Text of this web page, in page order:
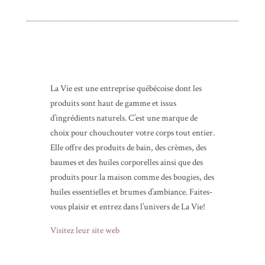
La Vie est une entreprise québécoise dont les
produits sont haut de gamme et issus
d’ingrédients naturels. C’est une marque de
choix pour chouchouter votre corps tout entier.
Elle offre des produits de bain, des crèmes, des
baumes et des huiles corporelles ainsi que des
produits pour la maison comme des bougies, des
huiles essentielles et brumes d’ambiance. Faites-
vous plaisir et entrez dans l’univers de La Vie!
Visitez leur site web